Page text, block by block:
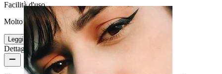
Facilità d'uso
Molto facile
Leggi di più
Dettagli del prodotto